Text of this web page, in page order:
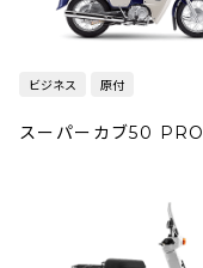
ビジネス 原付
スーパーカブ50 PRO